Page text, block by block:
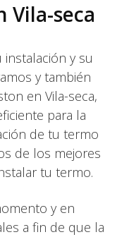
Vila-seca
y su
y también
en Vila-seca,
para la
de tu termo
de los mejores
tu termo.
y en
a fin de que la